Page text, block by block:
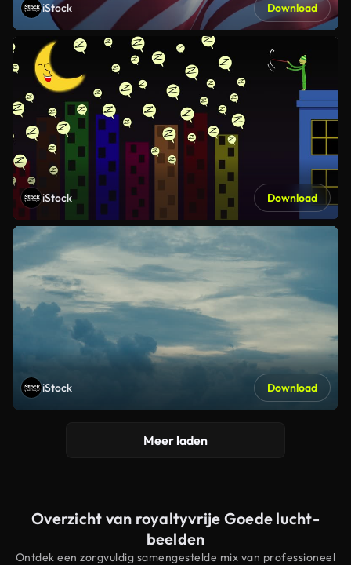
iStock Download
iStock Download
iStock Download
Meer laden
Overzicht van royaltyvrije Goede lucht-
beelden
Ontdek een zorgvuldig samengestelde mix van professioneel